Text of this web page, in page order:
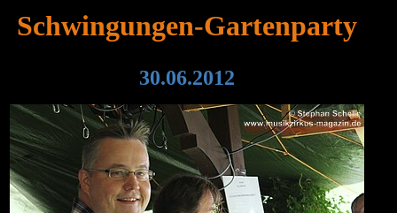
Schwingungen-Gartenparty
30.06.2012